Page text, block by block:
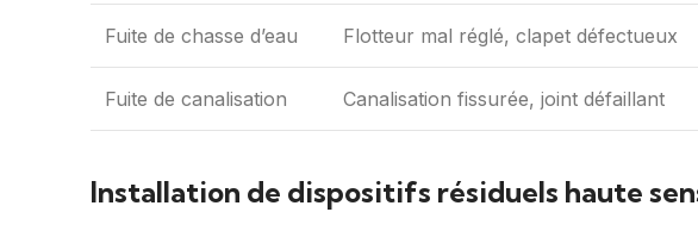
Fuite de chasse d’eau Flotteur mal réglé, clapet défectueux
Fuite de canalisation Canalisation fissurée, joint défaillant
Installation de dispositifs résiduels haute